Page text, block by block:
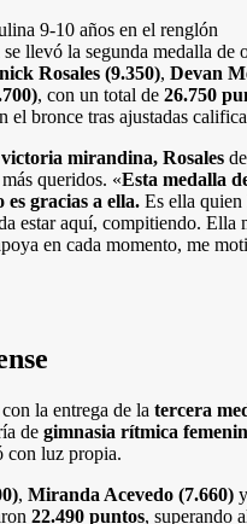
9-10 años en el renglón
se llevó la segunda medalla de
Rosales (9.350), Devan
, con un total de 26.750
el bronce tras ajustadas
mirandina, Rosales
queridos. «Esta medalla
es gracias a ella. Es ella
estar aquí, compitiendo. Ella
en cada momento, me
la entrega de la tercera
de gimnasia rítmica
con luz propia.
, Miranda Acevedo (7.660) y
22.490 puntos, superando